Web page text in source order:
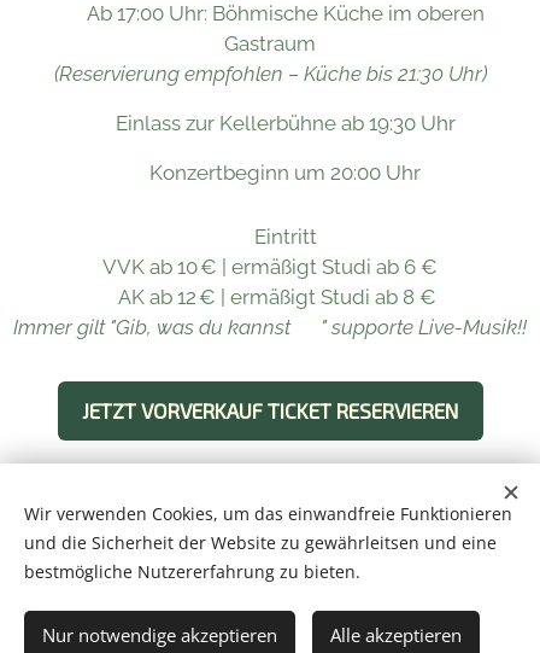
🍽 Ab 17:00 Uhr: Böhmische Küche im oberen
Gastraum
(Reservierung empfohlen – Küche bis 21:30 Uhr)
🎟 Einlass zur Kellerbühne ab 19:30 Uhr
🎸 Konzertbeginn um 20:00 Uhr
🎫 Eintritt
VVK ab 10 € | ermäßigt Studi ab 6 €
AK ab 12 € | ermäßigt Studi ab 8 €
Immer gilt "Gib, was du kannst ❤" supporte Live-Musik!!
JETZT VORVERKAUF TICKET RESERVIEREN
Impressum Datenschutz
Copyright 2026 Kaiserburg - Böhmische Spezialitäten
Wir verwenden Cookies, um das einwandfreie Funktionieren
und die Sicherheit der Website zu gewährleitsen und eine
bestmögliche Nutzererfahrung zu bieten.
Nur notwendige akzeptieren Alle akzeptieren